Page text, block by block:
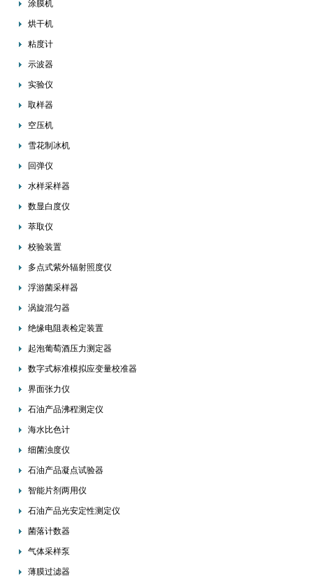
涂膜机
烘干机
粘度计
示波器
实验仪
取样器
空压机
雪花制冰机
回弹仪
水样采样器
数显白度仪
萃取仪
校验装置
多点式紫外辐射照度仪
浮游菌采样器
涡旋混匀器
绝缘电阻表检定装置
起泡葡萄酒压力测定器
数字式标准模拟应变量校准器
界面张力仪
石油产品沸程测定仪
海水比色计
细菌浊度仪
石油产品凝点试验器
智能片剂两用仪
石油产品光安定性测定仪
菌落计数器
气体采样泵
薄膜过滤器